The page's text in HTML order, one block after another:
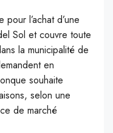
l’achat d’une
Sol et couvre toute
la municipalité de
en
souhaite
selon une
de marché